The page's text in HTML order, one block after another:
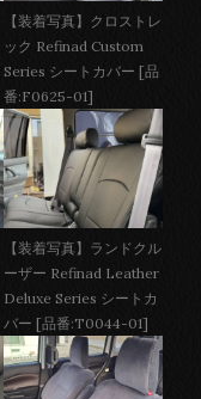
【装着写真】クロストレ
ック Refinad Custom
Series シートカバー [品
番:F0625-01]
【装着写真】ランドクル
ーザー Refinad Leather
Deluxe Series シートカ
バー [品番:T0044-01]